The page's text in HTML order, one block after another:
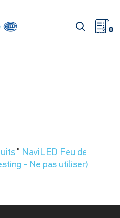
0
" NaviLED Feu de
- Ne pas utiliser)